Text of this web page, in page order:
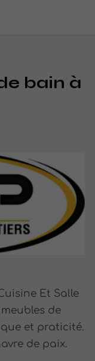
bain à
Et Salle
de
et praticité.
de paix.